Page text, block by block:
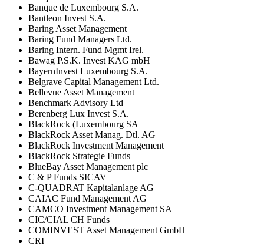
Banque de Luxembourg S.A.
Bantleon Invest S.A.
Baring Asset Management
Baring Fund Managers Ltd.
Baring Intern. Fund Mgmt Irel.
Bawag P.S.K. Invest KAG mbH
BayernInvest Luxembourg S.A.
Belgrave Capital Management Ltd.
Bellevue Asset Management
Benchmark Advisory Ltd
Berenberg Lux Invest S.A.
BlackRock (Luxembourg SA
BlackRock Asset Manag. Dtl. AG
BlackRock Investment Management
BlackRock Strategie Funds
BlueBay Asset Management plc
C & P Funds SICAV
C-QUADRAT Kapitalanlage AG
CAIAC Fund Management AG
CAMCO Investment Management SA
CIC/CIAL CH Funds
COMINVEST Asset Management GmbH
CRI